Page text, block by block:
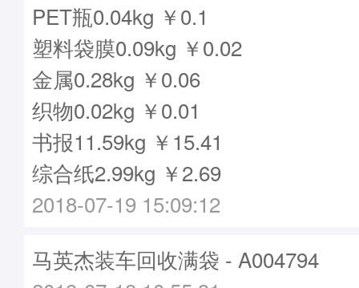
PET瓶0.04kg ￥0.1
塑料袋膜0.09kg ￥0.02
金属0.28kg ￥0.06
织物0.02kg ￥0.01
书报11.59kg ￥15.41
综合纸2.99kg ￥2.69
2018-07-19 15:09:12
马英杰装车回收满袋 - A004794